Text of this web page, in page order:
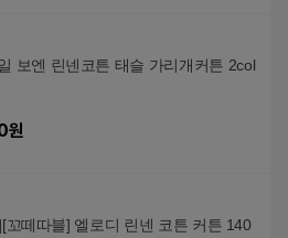
보엔 린넨코튼 태슬 가리개커튼 2col
원
꼬떼따블] 엘로디 린넨 코튼 커튼 140